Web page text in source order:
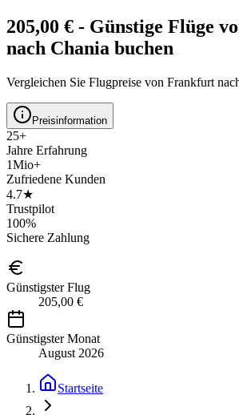
205,00 € - Günstige Flüge
nach Chania buchen
Vergleichen Sie Flugpreise von Frankfurt
Preisinformation
25+
Jahre Erfahrung
1Mio+
Zufriedene Kunden
4.7★
Trustpilot
100%
Sichere Zahlung
Günstigster Flug
205,00 €
Günstigster Monat
August 2026
Startseite